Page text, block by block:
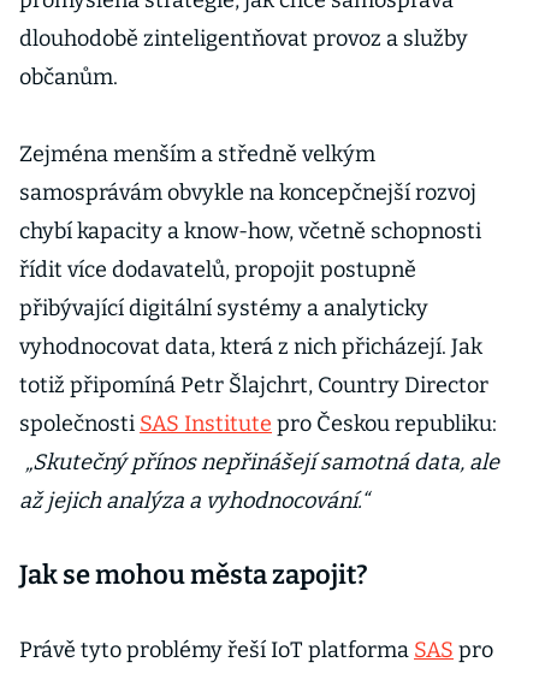
dlouhodobě zinteligentňovat provoz a služby
občanům.
Zejména menším a středně velkým
samosprávám obvykle na koncepčnejší rozvoj
chybí kapacity a know-how, včetně schopnosti
řídit více dodavatelů, propojit postupně
přibývající digitální systémy a analyticky
vyhodnocovat data, která z nich přicházejí. Jak
totiž připomíná Petr Šlajchrt, Country Director
společnosti SAS Institute pro Českou republiku:
„Skutečný přínos nepřinášejí samotná data, ale
až jejich analýza a vyhodnocování.“
Jak se mohou města zapojit?
Právě tyto problémy řeší IoT platforma SAS pro